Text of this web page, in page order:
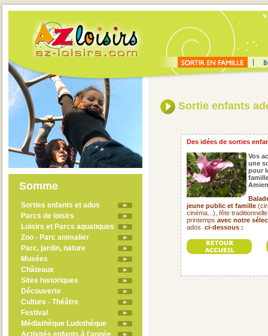
Somme
Sorties enfants et ados
Parcs de loisirs
Loisirs et Parcs aquatiques
Zoo - Parc animalier
Parc, jardin, nature
Musées
Châteaux
Sites historiques
Découverte
Culture - Théâtre
Festival
Médiathèque Ludothèque
Activités enfants à l'année
Sortie enfants
Des idées de sorties
Vos
une
pour
jeune public et famille
cinéma...), fête
printemps avec notre
ados ci-dessous :